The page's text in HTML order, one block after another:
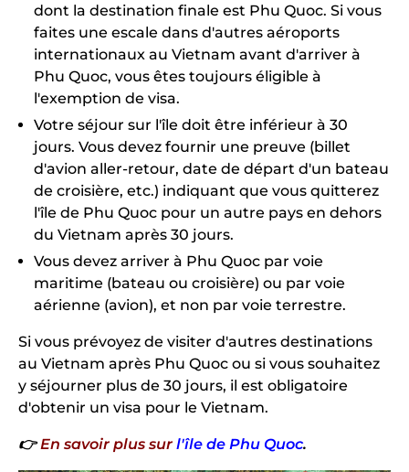
dont la destination finale est Phu Quoc. Si vous
faites une escale dans d'autres aéroports
internationaux au Vietnam avant d'arriver à
Phu Quoc, vous êtes toujours éligible à
l'exemption de visa.
Votre séjour sur l'île doit être inférieur à 30
jours. Vous devez fournir une preuve (billet
d'avion aller-retour, date de départ d'un bateau
de croisière, etc.) indiquant que vous quitterez
l'île de Phu Quoc pour un autre pays en dehors
du Vietnam après 30 jours.
Vous devez arriver à Phu Quoc par voie
maritime (bateau ou croisière) ou par voie
aérienne (avion), et non par voie terrestre.
Si vous prévoyez de visiter d'autres destinations
au Vietnam après Phu Quoc ou si vous souhaitez
y séjourner plus de 30 jours, il est obligatoire
d'obtenir un visa pour le Vietnam.
👉En savoir plus sur l'île de Phu Quoc.